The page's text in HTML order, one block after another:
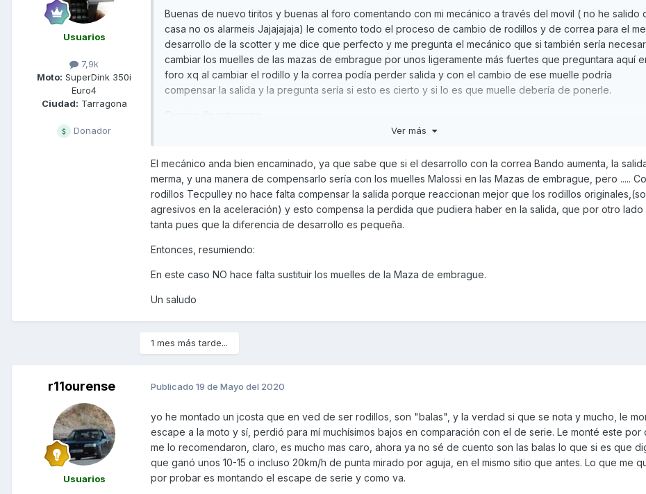
Usuarios
7,9k
Moto: SuperDink 350i
Euro4
Ciudad: Tarragona
Donador
Buenas de nuevo tiritos y buenas al foro comentando con mi mecánico a través del movil ( no he salido
casa no os alarmeis Jajajajaja) le comento todo el proceso de cambio de rodillos y de correa para el
desarrollo de la scotter y me dice que perfecto y me pregunta el mecánico que si también sería
cambiar los muelles de las mazas de embrague por unos ligeramente más fuertes que preguntara aquí
foro xq al cambiar el rodillo y la correa podía perder salida y con el cambio de ese muelle podría
compensar la salida y la pregunta sería si esto es cierto y si lo es que muelle debería de ponerle.
Ver más
El mecánico anda bien encaminado, ya que sabe que si el desarrollo con la correa Bando aumenta, la
merma, y una manera de compensarlo sería con los muelles Malossi en las Mazas de embrague, pero .....
rodillos Tecpulley no hace falta compensar la salida porque reaccionan mejor que los rodillos
agresivos en la aceleración) y esto compensa la perdida que pudiera haber en la salida, que por otro lado
tanta pues que la diferencia de desarrollo es pequeña.
Entonces, resumiendo:
En este caso NO hace falta sustituir los muelles de la Maza de embrague.
Un saludo
1 mes más tarde...
r11ourense
Usuarios
Publicado 19 de Mayo del 2020
yo he montado un jcosta que en ved de ser rodillos, son "balas", y la verdad si que se nota y mucho, le
escape a la moto y sí, perdió para mí muchísimos bajos en comparación con el de serie. Le monté este por
me lo recomendaron, claro, es mucho mas caro, ahora ya no sé de cuento son las balas lo que si es que
que ganó unos 10-15 o incluso 20km/h de punta mirado por aguja, en el mismo sitio que antes. Lo que me
por probar es montando el escape de serie y como va.